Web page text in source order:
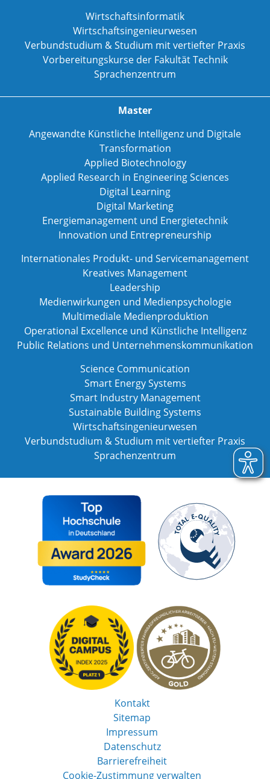
Wirtschaftsinformatik
Wirtschaftsingenieurwesen
Verbundstudium & Studium mit vertiefter Praxis
Vorbereitungskurse der Fakultät Technik
Sprachenzentrum
Master
Angewandte Künstliche Intelligenz und Digitale
Transformation
Applied Biotechnology
Applied Research in Engineering Sciences
Digital Learning
Digital Marketing
Energiemanagement und Energietechnik
Innovation und Entrepreneurship
Internationales Produkt- und Servicemanagement
Kreatives Management
Leadership
Medienwirkungen und Medienpsychologie
Multimediale Medienproduktion
Operational Excellence und Künstliche Intelligenz
Public Relations und Unternehmenskommunikation
Science Communication
Smart Energy Systems
Smart Industry Management
Sustainable Building Systems
Wirtschaftsingenieurwesen
Verbundstudium & Studium mit vertiefter Praxis
Sprachenzentrum
Kontakt
Sitemap
Impressum
Datenschutz
Barrierefreiheit
Cookie-Zustimmung verwalten